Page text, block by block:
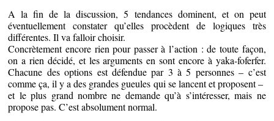
A la fin de la discussion, 5 tendances dominent, et on peut
éventuellement constater qu’elles procèdent de logiques très
différentes. Il va falloir choisir.
Concrètement encore rien pour passer à l’action : de toute façon,
on a rien décidé, et les arguments en sont encore à yaka-foferfer.
Chacune des options est défendue par 3 à 5 personnes – c’est
comme ça, il y a des grandes gueules qui se lancent et proposent –
et le plus grand nombre ne demande qu’à s’intéresser, mais ne
propose pas. C’est absolument normal.